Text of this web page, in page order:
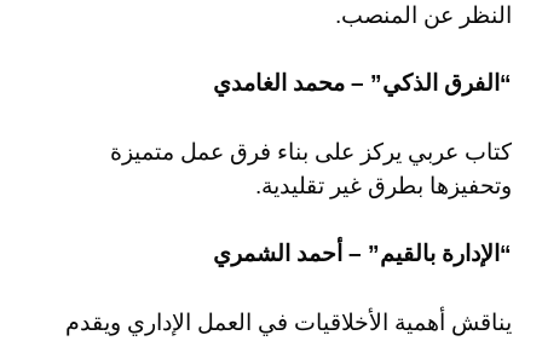
النظر عن المنصب.
“الفرق الذكي” – محمد الغامدي
كتاب عربي يركز على بناء فرق عمل متميزة
وتحفيزها بطرق غير تقليدية.
“الإدارة بالقيم” – أحمد الشمري
يناقش أهمية الأخلاقيات في العمل الإداري ويقدم